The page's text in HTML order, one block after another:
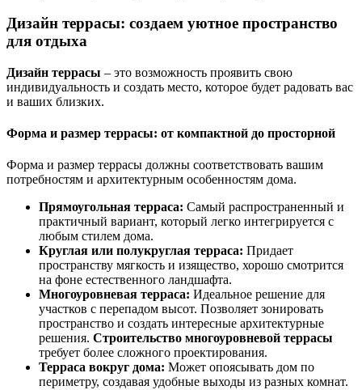
Дизайн террасы: создаем уютное пространство
для отдыха
Дизайн террасы – это возможность проявить свою
индивидуальность и создать место, которое будет радовать вас
и ваших близких.
Форма и размер террасы: от компактной до просторной
Форма и размер террасы должны соответствовать вашим
потребностям и архитектурным особенностям дома.
Прямоугольная терраса: Самый распространенный и
практичный вариант, который легко интегрируется с
любым стилем дома.
Круглая или полукруглая терраса: Придает
пространству мягкость и изящество, хорошо смотрится
на фоне естественного ландшафта.
Многоуровневая терраса: Идеальное решение для
участков с перепадом высот. Позволяет зонировать
пространство и создать интересные архитектурные
решения. Строительство многоуровневой террасы
требует более сложного проектирования.
Терраса вокруг дома: Может опоясывать дом по
периметру, создавая удобные выходы из разных комнат.